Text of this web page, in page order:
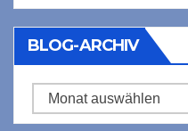
BLOG-ARCHIV
Blog-
Archiv